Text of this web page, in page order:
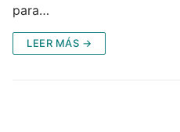
para…
LEER MÁS →